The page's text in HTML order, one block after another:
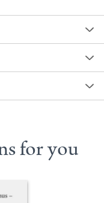
for you